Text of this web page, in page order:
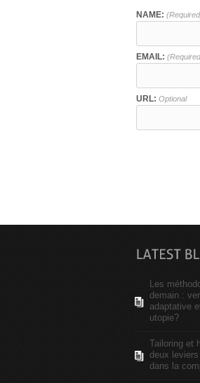
NAME:
EMAIL:
URL: Optional
Les
demain :
adaptative
utopie?
Tailoring et
deux
dans la